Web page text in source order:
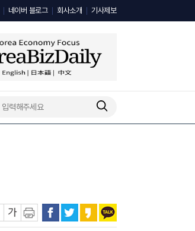
네이버 블로그 회사소개 기사제보